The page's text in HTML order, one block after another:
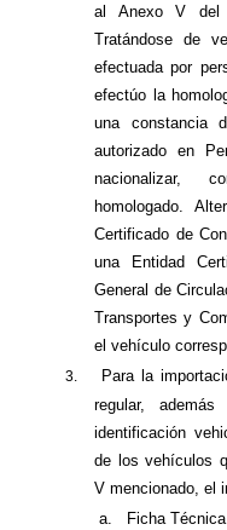
al Anexo V del
Tratándose de
efectuada por
efectúo la
una constancia
autorizado en
nacionalizar,
homologado.
Certificado de
una Entidad
General de
Transportes y
el vehículo
3.
Para la
regular,
identificación
de los vehículos
V mencionado, el
a.
Ficha